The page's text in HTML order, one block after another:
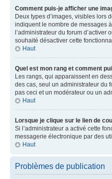
Comment puis-je afficher une
Deux types d’images, visibles lors
indiquent le nombre de messages
l’administrateur du forum
souhaité désactiver cette
Haut
Quel est mon rang et comment
Les rangs, qui apparaissent en
des cas, seul un administrateur du
pas ceci et un modérateur ou un
Haut
Lorsque je clique sur le lien de
Si l’administrateur a activé cette
messagerie électronique par des
Haut
Problèmes de publication